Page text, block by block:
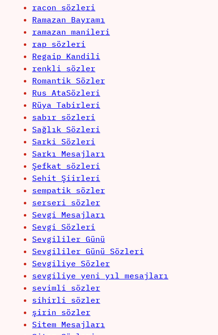
racon sözleri
Ramazan Bayramı
ramazan manileri
rap sözleri
Regaip Kandili
renkli sözler
Romantik Sözler
Rus AtaSözleri
Rüya Tabirleri
sabır sözleri
Sağlık Sözleri
Sarki Sözleri
Sarkı Mesajları
Şefkat sözleri
Sehit Şiirleri
sempatik sözler
serseri sözler
Sevgi Mesajları
Sevgi Sözleri
Sevgililer Günü
Sevgililer Günü Sözleri
Sevgiliye Sözler
sevgiliye yeni yıl mesajları
sevimli sözler
sihirli sözler
şirin sözler
Sitem Mesajları